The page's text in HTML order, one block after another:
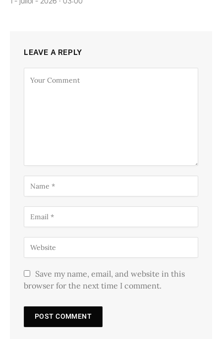
LEAVE A REPLY
Save my name, email, and website in this
browser for the next time I comment.